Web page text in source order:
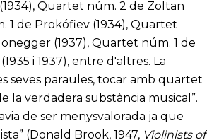
Quartet núm. 2 de Zoltan
1 de Prokófiev (1934), Quartet
(1937), Quartet núm. 1 de
i 1937), entre d'altres. La
seves paraules, tocar amb quartet
la verdadera substància musical”.
de ser menysvalorada ja que
(Donald Brook, 1947, Violinists of